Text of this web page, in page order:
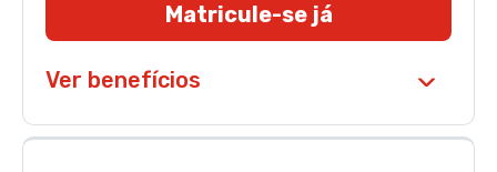
Matricule-se já
Ver benefícios